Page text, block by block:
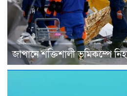
জাপানে শক্তিশালী ভূমিকম্পে